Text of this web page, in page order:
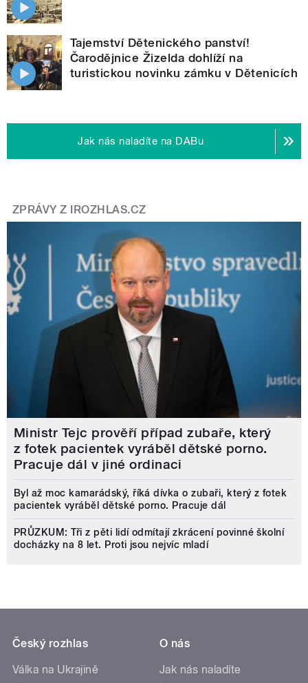
Tajemství Dětenického panství!
Čarodějnice Žizelda dohlíží na
turistickou novinku zámku v Dětenicích
Jak nás naladíte na DABu
ZPRÁVY Z IROZHLAS.CZ
Ministr Tejc prověří případ zubaře, který
z fotek pacientek vyráběl dětské porno.
Pracuje dál v jiné ordinaci
Byl až moc kamarádský, říká dívka o zubaři, který z fotek
pacientek vyráběl dětské porno. Pracuje dál
PRŮZKUM: Tři z pěti lidí odmítají zkrácení povinné školní
docházky na 8 let. Proti jsou nejvíc mladí
Český rozhlas
Válka na Ukrajině
O nás
Jak nás naladíte